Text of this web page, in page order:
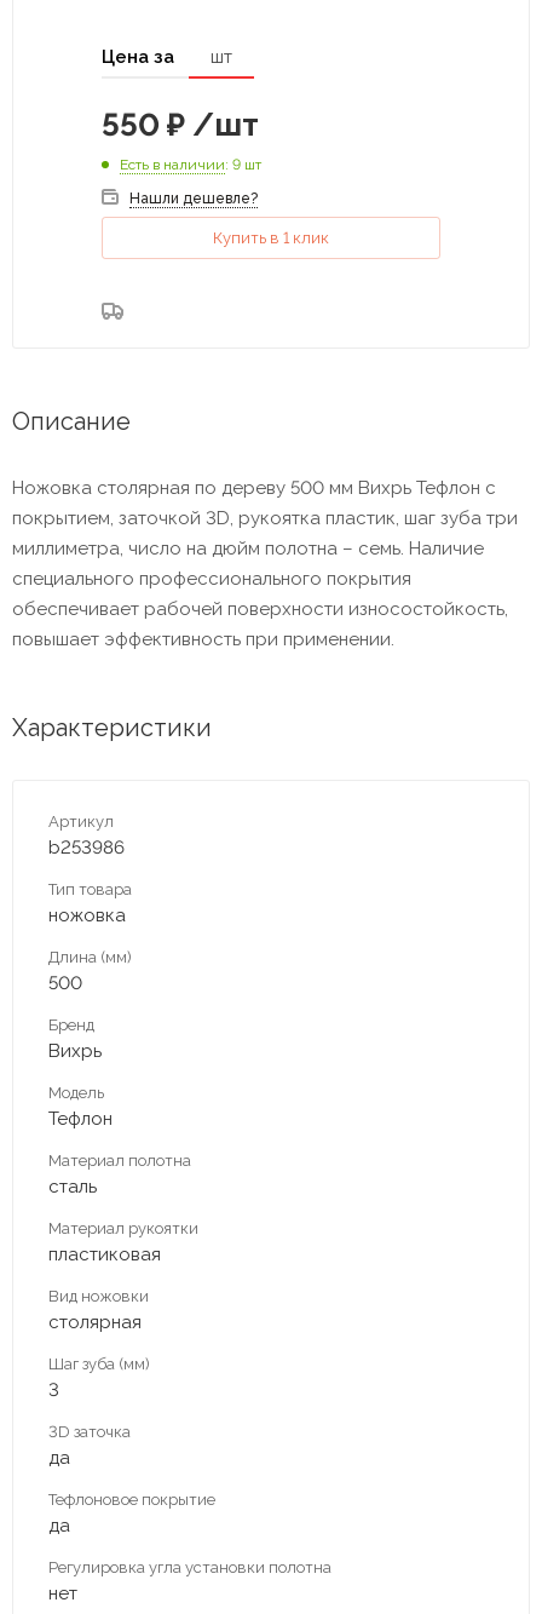
Цена за шт
550 ₽ /шт
Есть в наличии: 9 шт
Нашли дешевле?
Купить в 1 клик
Описание
Ножовка столярная по дереву 500 мм Вихрь Тефлон с
покрытием, заточкой 3D, рукоятка пластик, шаг зуба три
миллиметра, число на дюйм полотна – семь. Наличие
специального профессионального покрытия
обеспечивает рабочей поверхности износостойкость,
повышает эффективность при применении.
Характеристики
Артикул
b253986
Тип товара
ножовка
Длина (мм)
500
Бренд
Вихрь
Модель
Тефлон
Материал полотна
сталь
Материал рукоятки
пластиковая
Вид ножовки
столярная
Шаг зуба (мм)
3
3D заточка
да
Тефлоновое покрытие
да
Регулировка угла установки полотна
нет